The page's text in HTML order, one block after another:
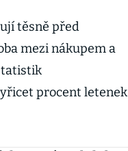
těsně před
mezi nákupem a
procent letenek